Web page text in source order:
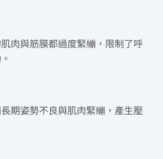
肉與筋膜都過度緊繃，限制了呼
期姿勢不良與肌肉緊繃，產生壓